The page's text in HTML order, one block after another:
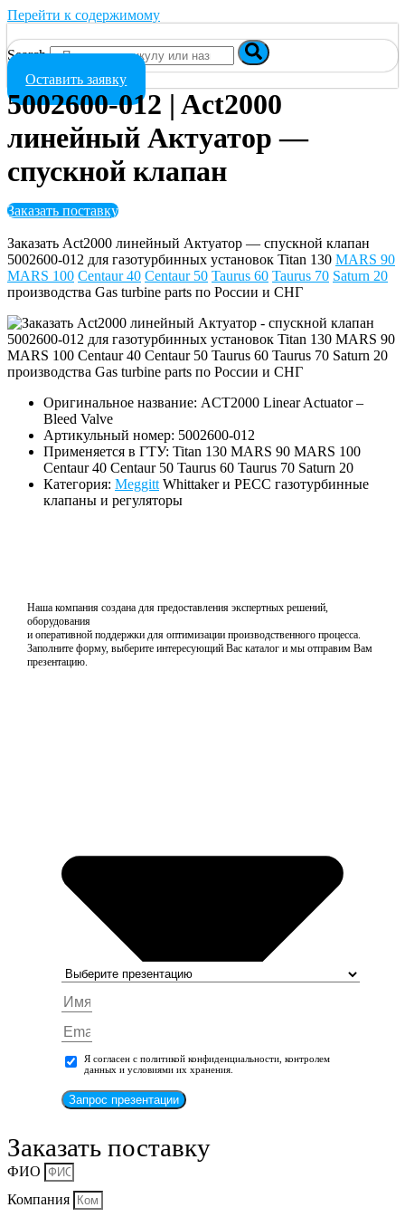
Перейти к содержимому
Search
Оставить заявку
5002600-012 | Act2000
линейный Актуатор —
спускной клапан
Заказать поставку
Заказать Act2000 линейный Актуатор — спускной клапан
5002600-012 для газотурбинных установок Titan 130 MARS 90
MARS 100 Centaur 40 Centaur 50 Taurus 60 Taurus 70 Saturn 20
производства Gas turbine parts по России и СНГ
Оригинальное название: ACT2000 Linear Actuator –
Bleed Valve
Артикульный номер: 5002600-012
Применяется в ГТУ: Titan 130 MARS 90 MARS 100
Centaur 40 Centaur 50 Taurus 60 Taurus 70 Saturn 20
Категория: Meggitt Whittaker и PECC газотурбинные
клапаны и регуляторы
Наша компания создана для предоставления экспертных решений,
оборудования
и оперативной поддержки для оптимизации производственного процесса.
Заполните форму, выберите интересующий Вас каталог и мы отправим Вам
презентацию.
Я согласен с политикой конфиденциальности, контролем
данных и условиями их хранения.
Запрос презентации
Заказать поставку
ФИО
Компания